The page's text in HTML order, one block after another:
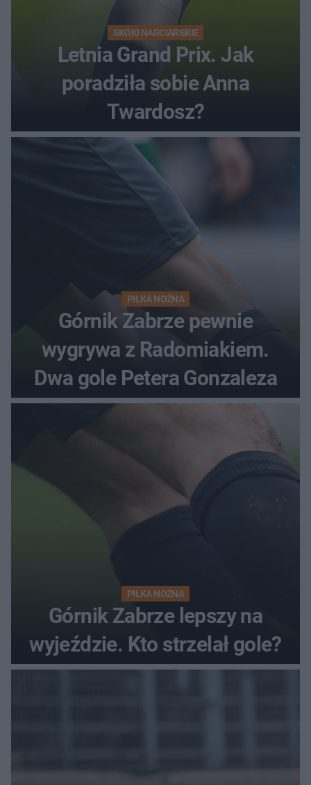
SKOKI NARCIARSKIE
Letnia Grand Prix. Jak
poradziła sobie Anna
Twardosz?
PIŁKA NOŻNA
Górnik Zabrze pewnie
wygrywa z Radomiakiem.
Dwa gole Petera Gonzaleza
PIŁKA NOŻNA
Górnik Zabrze lepszy na
wyjeździe. Kto strzelał gole?